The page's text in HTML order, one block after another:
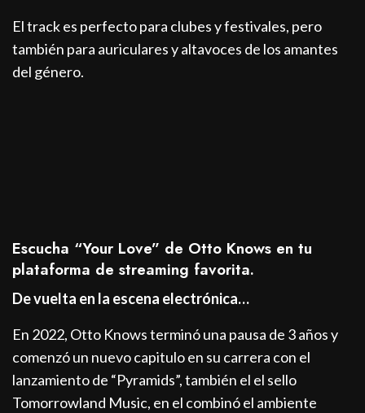
El track es perfecto para clubes y festivales, pero
también para auriculares y altavoces de los amantes
del género.
Escucha “Your Love” de Otto Knows en tu
plataforma de streaming favorita.
De vuelta en la escena electrónica…
En 2022, Otto Knows terminó una pausa de 3 años y
comenzó un nuevo capitulo en su carrera con el
lanzamiento de “Pyramids”, también el el sello
Tomorrowland Music, en el combinó el ambiente